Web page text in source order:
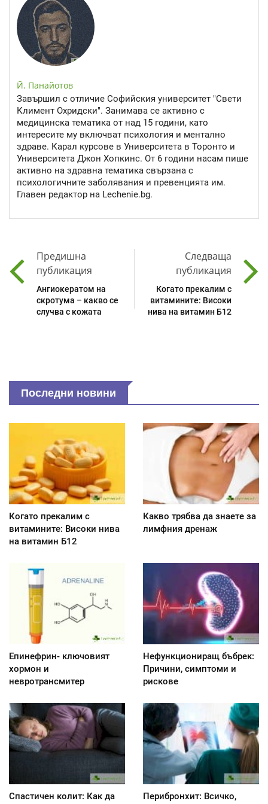
Й. Панайотов
Завършил с отличие Софийския университет "Свети
Климент Охридски". Занимава се активно с
медицинска тематика от над 15 години, като
интересите му включват психология и ментално
здраве. Карал курсове в Университета в Торонто и
Университета Джон Хопкинс. От 6 години насам пише
активно на здравна тематика свързана с
психологичните заболявания и превенцията им.
Главен редактор на Lechenie.bg.
Предишна
публикация
Ангиокератом на
скротума – какво се
случва с кожата
Следваща
публикация
Когато прекалим с
витамините: Високи
нива на витамин Б12
Последни новини
Когато прекалим с
витамините: Високи нива
на витамин Б12
Какво трябва да знаете за
лимфния дренаж
Епинефрин- ключовият
хормон и
невротрансмитер
Нефункциониращ бъбрек:
Причини, симптоми и
рискове
Спастичен колит: Как да
Перибронхит: Всичко,